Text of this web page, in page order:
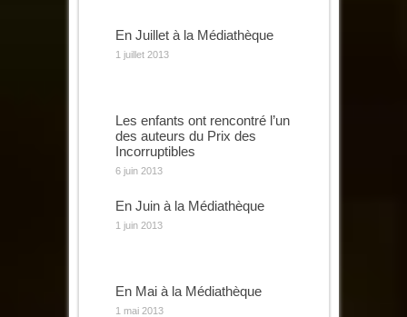
En Juillet à la Médiathèque
1 juillet 2013
Les enfants ont rencontré l’un
des auteurs du Prix des
Incorruptibles
6 juin 2013
En Juin à la Médiathèque
1 juin 2013
En Mai à la Médiathèque
1 mai 2013